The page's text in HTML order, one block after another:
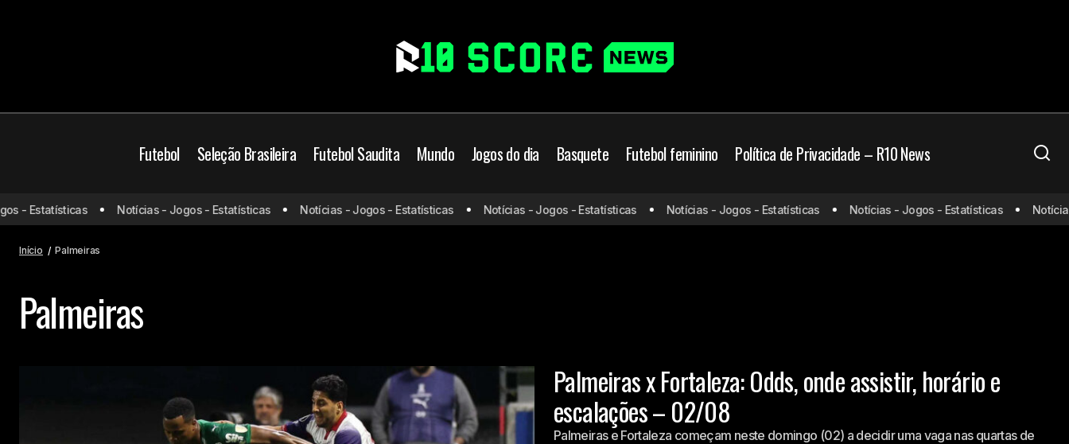
Futebol Seleção Brasileira Futebol Saudita Mundo Jogos do dia Basquete Futebol feminino Política de Privacidade – R10 News
- Estatísticas Notícias - Jogos - Estatísticas Notícias - Jogos - Estatísticas Notícias - Jogos - Estatísticas Notícias - Jogos - Estatísticas Notícias - Jogos - Estatísticas Notícias
Início Palmeiras
Palmeiras
Palmeiras x Fortaleza: Odds, onde assistir, horário e
escalações – 02/08
Palmeiras e Fortaleza começam neste domingo (02) a decidir uma vaga nas quartas de